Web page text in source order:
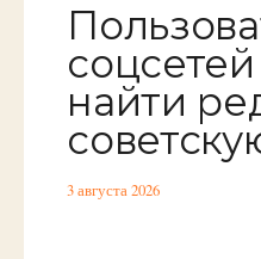
найти
3 августа 2026